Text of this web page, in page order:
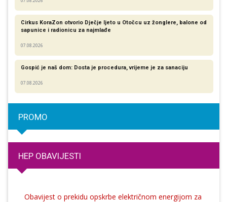
Cirkus KoraZon otvorio Dječje ljeto u Otočcu uz žonglere, balone od
sapunice i radionicu za najmlađe
07.08.2026
Gospić je naš dom: Dosta je procedura, vrijeme je za sanaciju
07.08.2026
PROMO
HEP OBAVIJESTI
Obavijest o prekidu opskrbe električnom energijom za